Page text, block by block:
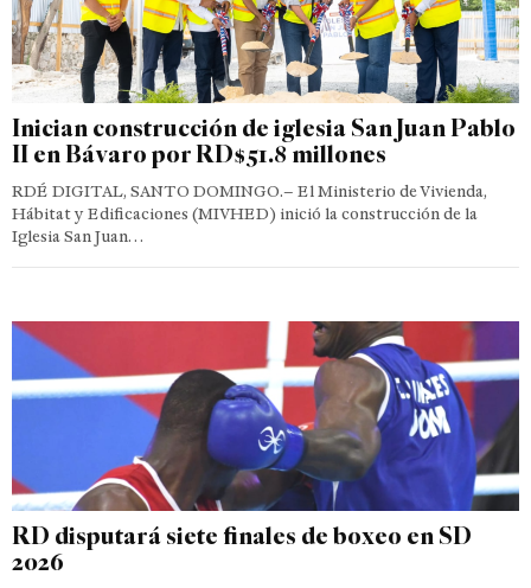
Inician construcción de iglesia San Juan Pablo
II en Bávaro por RD$51.8 millones
RDÉ DIGITAL, SANTO DOMINGO.– El Ministerio de Vivienda,
Hábitat y Edificaciones (MIVHED) inició la construcción de la
Iglesia San Juan…
RD disputará siete finales de boxeo en SD
2026